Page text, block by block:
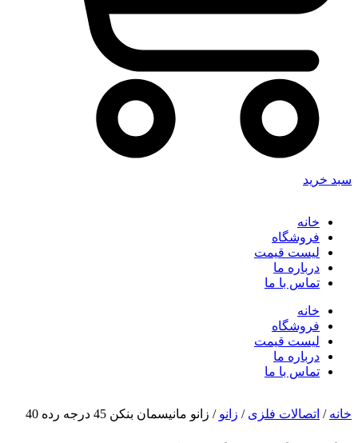
سبد خرید
خانه
فروشگاه
لیست قیمت
درباره ما
تماس با ما
خانه
فروشگاه
لیست قیمت
درباره ما
تماس با ما
خانه / اتصالات فلزی / زانو / زانو مانیسمان بنکن 45 درجه رده 40